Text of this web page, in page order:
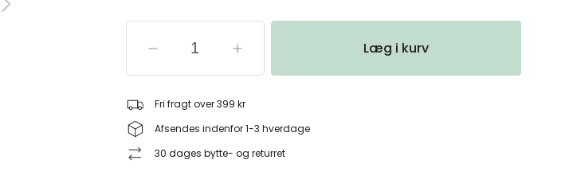
Læg i kurv
Fri fragt over 399 kr
Afsendes indenfor 1-3 hverdage
30 dages bytte- og returret